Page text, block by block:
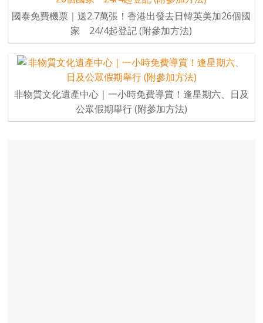
國泰免費機票｜送2.7萬張！香港出發去日韓英美加26個國
家 24/4起登記 (附參加方法)
非物質文化遺產中心｜一小時免費導賞！逢星期六、日及
公眾假期舉行 (附參加方法)